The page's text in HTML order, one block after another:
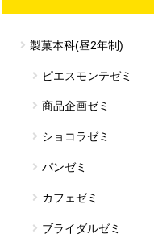
製菓本科(昼2年制)
ピエスモンテゼミ
商品企画ゼミ
ショコラゼミ
パンゼミ
カフェゼミ
ブライダルゼミ